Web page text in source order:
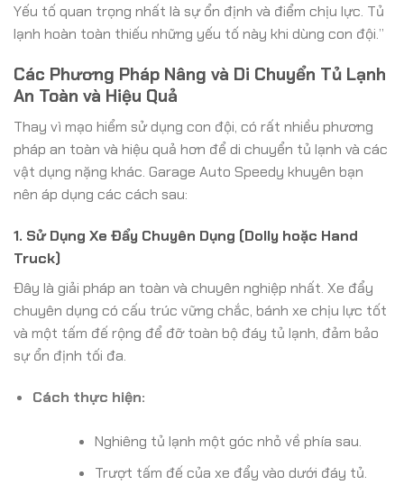
Yếu tố quan trọng nhất là sự ổn định và điểm chịu lực. Tủ
lạnh hoàn toàn thiếu những yếu tố này khi dùng con đội.”
Các Phương Pháp Nâng và Di Chuyển Tủ Lạnh
An Toàn và Hiệu Quả
Thay vì mạo hiểm sử dụng con đội, có rất nhiều phương
pháp an toàn và hiệu quả hơn để di chuyển tủ lạnh và các
vật dụng nặng khác. Garage Auto Speedy khuyên bạn
nên áp dụng các cách sau:
1. Sử Dụng Xe Đẩy Chuyên Dụng (Dolly hoặc Hand
Truck)
Đây là giải pháp an toàn và chuyên nghiệp nhất. Xe đẩy
chuyên dụng có cấu trúc vững chắc, bánh xe chịu lực tốt
và một tấm đế rộng để đỡ toàn bộ đáy tủ lạnh, đảm bảo
sự ổn định tối đa.
Cách thực hiện:
Nghiêng tủ lạnh một góc nhỏ về phía sau.
Trượt tấm đế của xe đẩy vào dưới đáy tủ.